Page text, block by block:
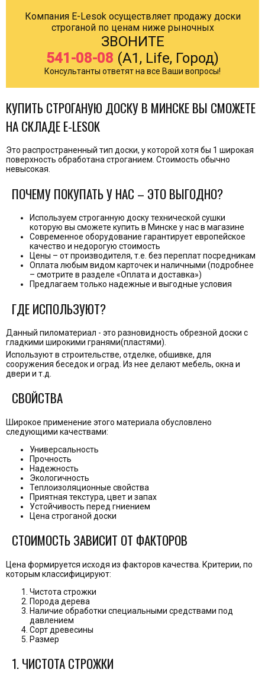
Компания E-Lesok осуществляет продажу доски
строганой по ценам ниже рыночных
ЗВОНИТЕ
541-08-08 (A1, Life, Город)
Консультанты ответят на все Ваши вопросы!
КУПИТЬ СТРОГАНУЮ ДОСКУ В МИНСКЕ ВЫ СМОЖЕТЕ
НА СКЛАДЕ E-LESOK
Это распространенный тип доски, у которой хотя бы 1 широкая
поверхность обработана строганием. Стоимость обычно
невысокая.
ПОЧЕМУ ПОКУПАТЬ У НАС – ЭТО ВЫГОДНО?
Используем строганную доску технической сушки
которую вы сможете купить в Минске у нас в магазине
Современное оборудование гарантирует европейское
качество и недорогую стоимость
Цены – от производителя, т.е. без переплат посредникам
Оплата любым видом карточек и наличными (подробнее
– смотрите в разделе «Оплата и доставка»)
Предлагаем только надежные и выгодные условия
ГДЕ ИСПОЛЬЗУЮТ?
Данный пиломатериал - это разновидность обрезной доски с
гладкими широкими гранями(пластями).
Используют в строительстве, отделке, обшивке, для
сооружения беседок и оград. Из нее делают мебель, окна и
двери и т.д.
СВОЙСТВА
Широкое применение этого материала обусловлено
следующими качествами:
Универсальность
Прочность
Надежность
Экологичность
Теплоизоляционные свойства
Приятная текстура, цвет и запах
Устойчивость перед гниением
Цена строганой доски
СТОИМОСТЬ ЗАВИСИТ ОТ ФАКТОРОВ
Цена формируется исходя из факторов качества. Критерии, по
которым классифицируют:
Чистота строжки
Порода дерева
Наличие обработки специальными средствами под
давлением
Сорт древесины
Размер
1. ЧИСТОТА СТРОЖКИ